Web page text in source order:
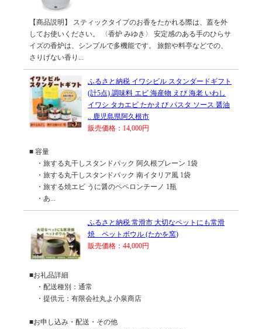
【商品説明】 スティックタイプのお香をたかれる際は、蓋を外
してお使いください。 〈香炉 みゆき〉 安定感のある手のひらサ
イズの香炉は、シンプルで多機能です。 旅館や料亭などでの、
さりげない香り...
ふるさと納税 イワシビル スタンダードギフト
(計5点) 調味料 エビ 海産物 えび 海老 いわし
イワシ タカエビ たかえび パスタ ソース 醤油
.. 鹿児島県阿久根市
販売価格：14,000円
■ 容量
・旅する丸干しスタンドパック 阿久根プレーン 1袋
・旅する丸干しスタンドパック 南イタリア風 1袋
・旅する焼エビ うに醤のペペロンチーノ 1瓶
・あ...
ふるさと納税 常滑市 大切なペットにも常滑
焼 ペットボウル (たかを窯)
販売価格：44,000円
■お礼品詳細
・配送種別：通常
・提供元：有限会社丸よ小泉商店
■お申し込み・配送・その他